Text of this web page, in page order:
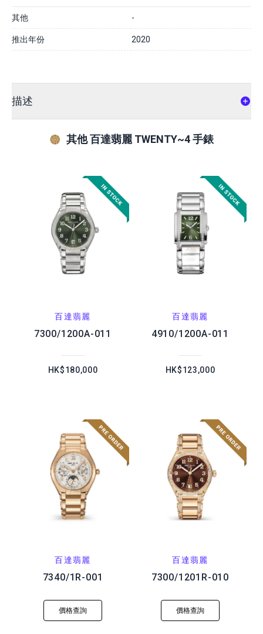
其他 -
推出年份 2020
描述
其他 百達翡麗 TWENTY~4 手錶
百達翡麗
7300/1200A-011
HK$180,000
百達翡麗
4910/1200A-011
HK$123,000
百達翡麗
7340/1R-001
價格查詢
百達翡麗
7300/1201R-010
價格查詢